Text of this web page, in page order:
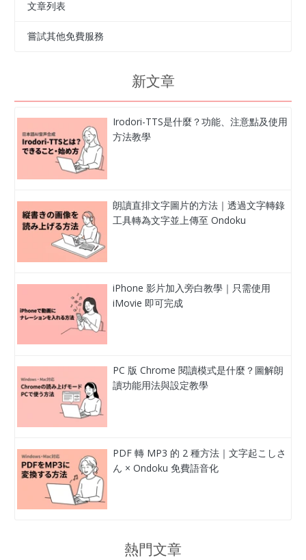
文章列表
嘗試其他免費服務
新文章
Irodori-TTS是什麼？功能、注意點及使用
方法教學
朗讀直排文字圖片的方法｜透過文字轉錄
工具轉為文字並上傳至 Ondoku
iPhone 影片加入旁白教學｜只需使用
iMovie 即可完成
PC 版 Chrome 閱讀模式是什麼？圖解朗
讀功能用法與設定教學
PDF 轉 MP3 的 2 種方法｜文字起こしさ
ん × Ondoku 免費語音化
熱門文章